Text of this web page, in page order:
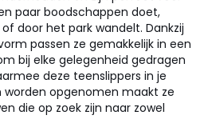
paar boodschappen doet,
door het park wandelt. Dankzij
passen ze gemakkelijk in een
bij elke gelegenheid gedragen
deze teenslippers in je
worden opgenomen maakt ze
die op zoek zijn naar zowel